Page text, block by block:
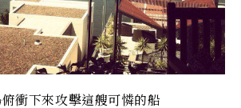
衝下來攻擊這艘可憐的船